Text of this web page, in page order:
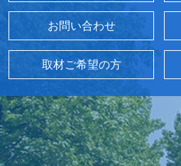
お問い合わせ
取材ご希望の方